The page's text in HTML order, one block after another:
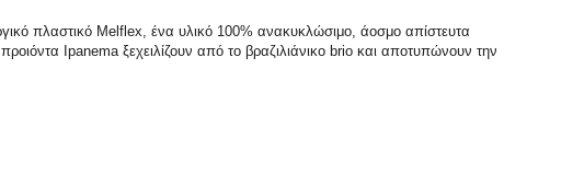
πλαστικό Melflex, ένα υλικό 100% ανακυκλώσιμο, άοσμο απίστευτα
Ipanema ξεχειλίζουν από το βραζιλιάνικo brio και αποτυπώνουν την